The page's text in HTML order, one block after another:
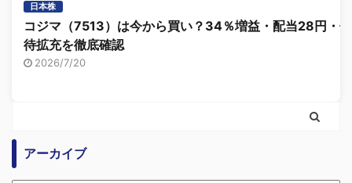
日本株
コジマ（7513）は今から買い？34％増益・配当28円・優
待拡充を徹底確認
2026/7/20
アーカイブ